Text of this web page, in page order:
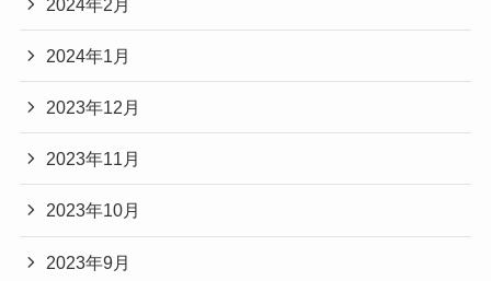
2024年2月
2024年1月
2023年12月
2023年11月
2023年10月
2023年9月